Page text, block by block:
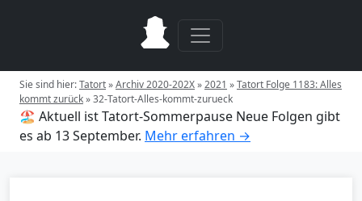
Sie sind hier:Tatort»Archiv 2020-202X»2021 »Tatort Folge 1183: Alles
kommt zurück»32-Tatort-Alles-kommt-zurueck
🏖️ Aktuell ist Tatort-Sommerpause Neue Folgen gibt
es ab 13 September. Mehr erfahren →